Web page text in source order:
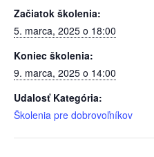
Začiatok školenia:
5. marca, 2025 o 18:00
Koniec školenia:
9. marca, 2025 o 14:00
Udalosť Kategória:
Školenia pre dobrovoľníkov